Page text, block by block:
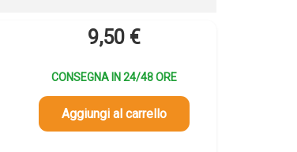
9,50 €
CONSEGNA IN 24/48 ORE
Aggiungi al carrello